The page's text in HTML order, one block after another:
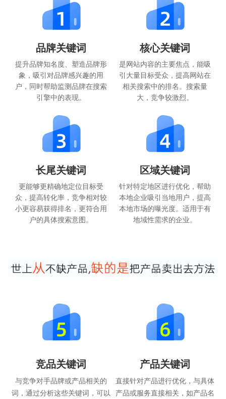
品牌关键词
提升品牌知名度、塑造品牌形
象，吸引对品牌感兴趣的用
户，同时帮助监测品牌在搜索
引擎中的表现。
核心关键词
是网站内容的主要焦点，能吸
引大量目标受众，提高网站在
相关搜索中的排名。搜索量
大，竞争较激烈。
长尾关键词
更能够更精确地定位目标受
众，提高转化率，竞争相对较
小更容易获得排名，更符合用
户的具体搜索意图。
区域关键词
针对特定地区进行优化，帮助
本地企业吸引当地用户，提高
本地市场的曝光度。适用于有
地域性需求的企业。
竞品关键词
与竞争对手品牌或产品相关的
词，通过分析这些关键词，可以
产品关键词
直接针对产品进行优化，与具体
产品或服务直接相关，如产品名